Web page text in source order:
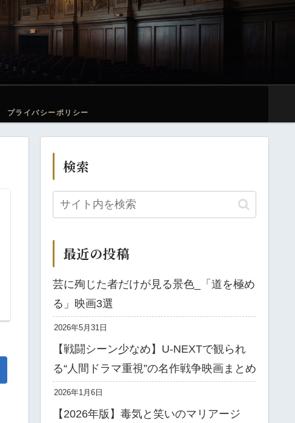
プライバシーポリシー
検索
最近の投稿
芸に殉じた者だけが見る景色_「道を極め
る」映画3選
2026年5月31日
【戦闘シーン少なめ】U-NEXTで観られ
る“人間ドラマ重視”の名作戦争映画まとめ
2026年1月6日
【2026年版】毒気と笑いのマリアージ